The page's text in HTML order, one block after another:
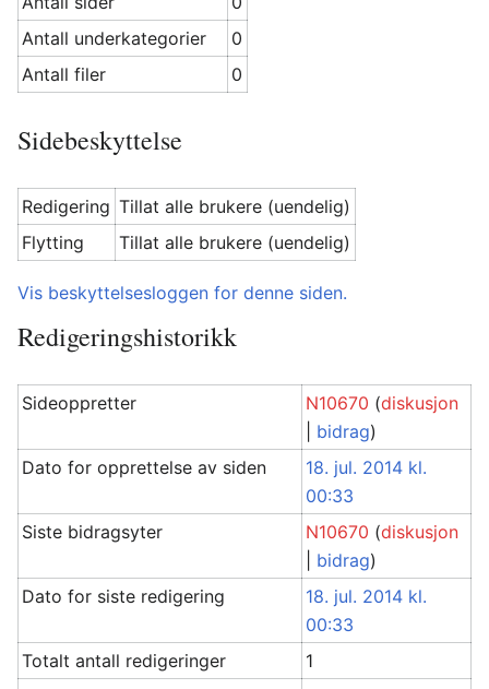
Antall underkategorier
0
Antall filer
0
Sidebeskyttelse
Redigering Tillat alle brukere (uendelig)
Flytting
Tillat alle brukere (uendelig)
Vis beskyttelsesloggen for denne siden.
Redigeringshistorikk
Sideoppretter N10670 (diskusjon
bidrag)
Dato for opprettelse av siden
18. jul. 2014 kl.
00:33
Siste bidragsyter
N10670 (diskusjon
bidrag)
Dato for siste redigering
18. jul. 2014 kl.
00:33
Totalt antall redigeringer
1